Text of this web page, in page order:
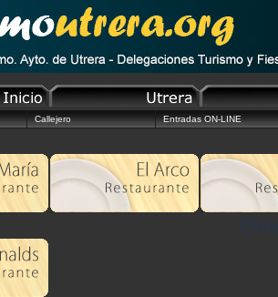
Callejero Entradas ON-LINE